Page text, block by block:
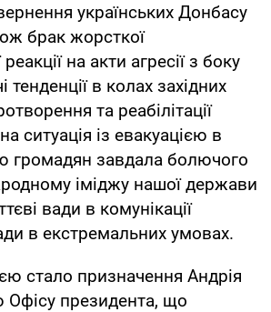
українських Донбасу
брак жорсткої
на акти агресії з боку
тенденції в колах західних
та реабілітації
ситуація із евакуацією в
громадян завдала болючого
іміджу нашої держави
вади в комунікації
в екстремальних умовах.
стало призначення Андрія
президента, що